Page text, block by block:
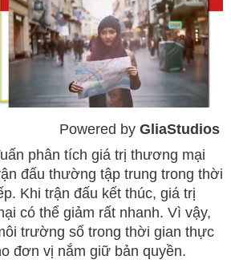
Powered by GliaStudios
phân tích giá trị thương mại
đấu thường tập trung trong thời
Khi trận đấu kết thúc, giá trị
có thể giảm rất nhanh. Vì vậy,
trường số trong thời gian thực
đơn vị nắm giữ bản quyền.